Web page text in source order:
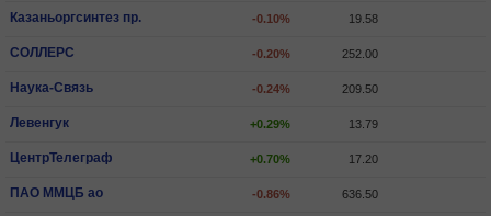
Казаньоргсинтез пр. -0.10% 19.58
СОЛЛЕРС -0.20% 252.00
Наука-Связь -0.24% 209.50
Левенгук +0.29% 13.79
ЦентрТелеграф +0.70% 17.20
ПАО ММЦБ ао -0.86% 636.50